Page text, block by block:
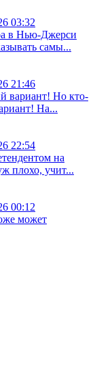
03:32
в Нью-Джерси
самы...
21:46
вариант! Но кто-
На...
22:54
на
плохо, учит...
00:12
может